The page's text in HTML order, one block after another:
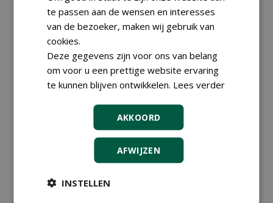
Meld je aan voor onze digitale
nieuwsbrief.
te passen aan de wensen en interesses
van de bezoeker, maken wij gebruik van
cookies.
Deze gegevens zijn voor ons van belang
om voor u een prettige website ervaring
te kunnen blijven ontwikkelen. Lees verder
AKKOORD
AFWIJZEN
INSTELLEN